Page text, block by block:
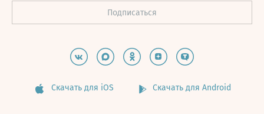
Скачать для iOS Скачать для Android